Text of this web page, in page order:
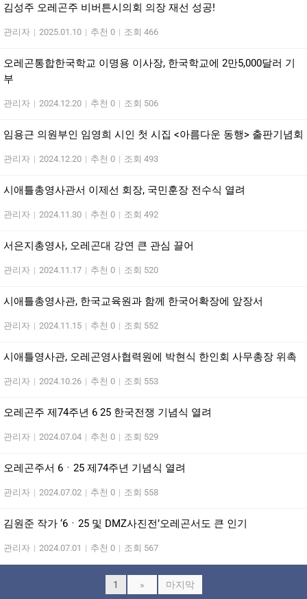
김성주 오레곤주 비버튼시의회 의장 재선 성공!
관리자 | 2025.01.10 | 추천 0 | 조회 466
오레곤통합한국학교 이명용 이사장, 한국학교에 2만5,000달러 기
부
관리자 | 2024.12.20 | 추천 0 | 조회 506
임용근 의원부인 임영희 시인 첫 시집 <아름다운 동행> 출판기념회
관리자 | 2024.12.20 | 추천 0 | 조회 493
시애틀총영사관서 이제선 회장, 국민훈장 전수식 열려
관리자 | 2024.11.30 | 추천 0 | 조회 492
서은지총영사, 오레곤대 강연 큰 관심 끌어
관리자 | 2024.11.17 | 추천 0 | 조회 520
시애틀총영사관, 한국교육원과 함께 한국어확장에 앞장서
관리자 | 2024.11.15 | 추천 0 | 조회 552
시애틀영사관, 오레곤영사협력원에 박현식 한인회 사무총장 위촉
관리자 | 2024.10.26 | 추천 0 | 조회 553
오레곤주 제74주년 6 25 한국전쟁 기념식 열려
관리자 | 2024.07.04 | 추천 0 | 조회 529
오레곤주서 6ㆍ25 제74주년 기념식 열려
관리자 | 2024.07.02 | 추천 0 | 조회 558
김원준 작가 ‘6ㆍ25 및 DMZ사진전’오레곤서도 큰 인기
관리자 | 2024.07.01 | 추천 0 | 조회 567
1 » 마지막